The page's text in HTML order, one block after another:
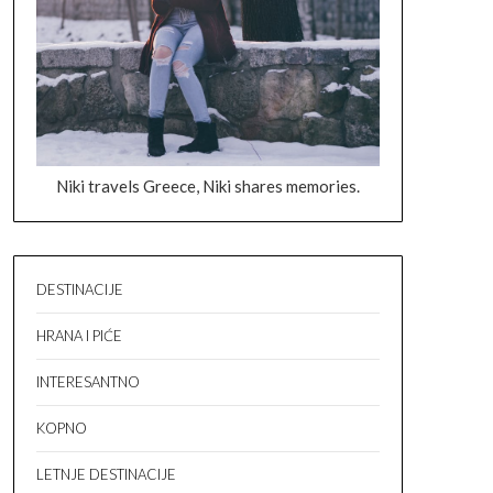
Niki travels Greece, Niki shares memories.
DESTINACIJE
HRANA I PIĆE
INTERESANTNO
KOPNO
LETNJE DESTINACIJE